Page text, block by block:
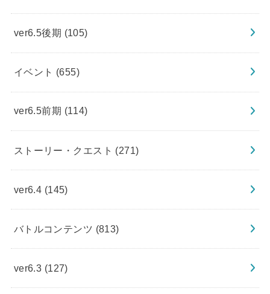
ver6.5後期 (105)
イベント (655)
ver6.5前期 (114)
ストーリー・クエスト (271)
ver6.4 (145)
バトルコンテンツ (813)
ver6.3 (127)